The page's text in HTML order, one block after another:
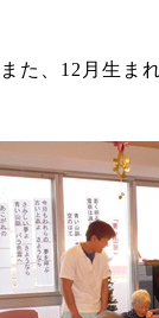
また、12月生ま